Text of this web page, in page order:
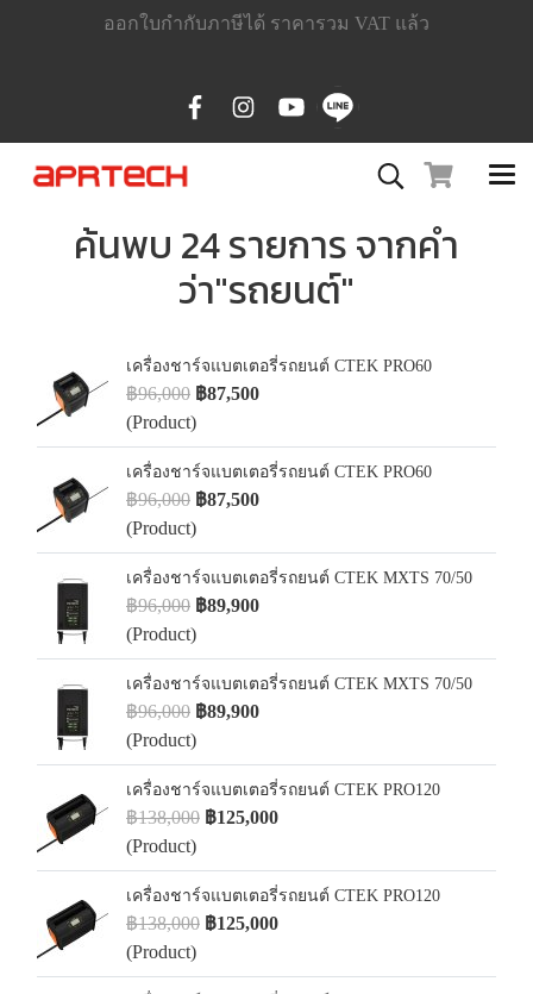
ออกใบกำกับภาษีได้ ราคารวม VAT แล้ว
ค้นพบ 24 รายการ จากคำ
ว่า"รถยนต์"
เครื่องชาร์จแบตเตอรี่รถยนต์ CTEK PRO60
฿96,000 ฿87,500
(Product)
เครื่องชาร์จแบตเตอรี่รถยนต์ CTEK PRO60
฿96,000 ฿87,500
(Product)
เครื่องชาร์จแบตเตอรี่รถยนต์ CTEK MXTS 70/50
฿96,000 ฿89,900
(Product)
เครื่องชาร์จแบตเตอรี่รถยนต์ CTEK MXTS 70/50
฿96,000 ฿89,900
(Product)
เครื่องชาร์จแบตเตอรี่รถยนต์ CTEK PRO120
฿138,000 ฿125,000
(Product)
เครื่องชาร์จแบตเตอรี่รถยนต์ CTEK PRO120
฿138,000 ฿125,000
(Product)